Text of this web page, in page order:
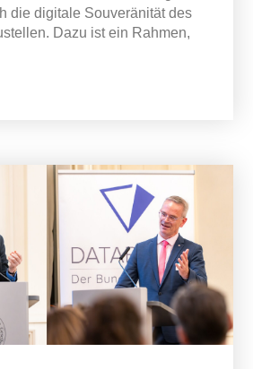
die digitale Souveränität des
Dazu ist ein Rahmen,